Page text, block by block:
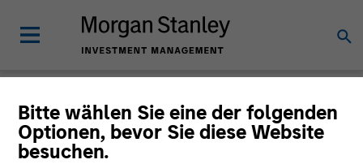
Bitte wählen Sie eine der folgenden
Optionen, bevor Sie diese Website
besuchen.
Einblicke